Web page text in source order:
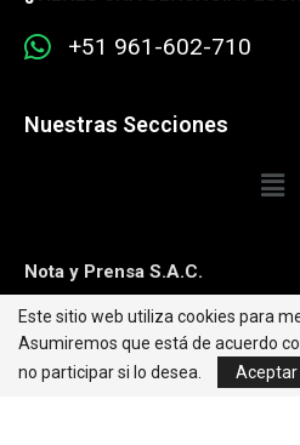
+51 961-602-710
Nuestras Secciones
Nota y Prensa S.A.C.
Contacto:
Síguenos:
Este sitio web utiliza cookies para
Asumiremos que está de acuerdo
no participar si lo desea.
Aceptar